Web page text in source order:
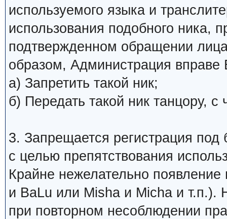
используемого языка и
использования подобного ника,
подтвержденном обращении
образом, Администрация
а) Запретить такой ник;
б) Передать такой ник танцору,
3. Запрещается регистрация
с целью препятствования
Крайне нежелательно
и BaLu или Misha и Micha и т.п.).
при повторном несоблюдении